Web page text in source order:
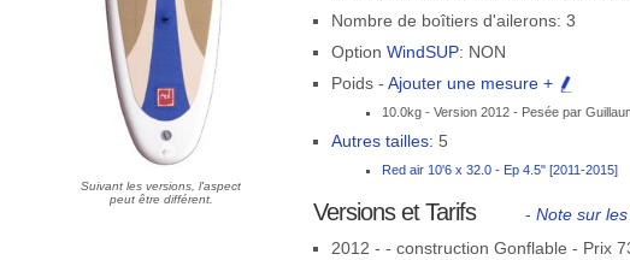
Suivant les versions, l'aspect
peut être différent.
Nombre de boîtiers d'ailerons: 3
OptionWindSUP: NON
Poids -Ajouter une mesure +
10.0kg - Version 2012 - Pesée par
Autres tailles: 5
Red air 10'6 x 32.0 - Ep 4.5" [2011-2015]
Versions et Tarifs - Note sur
2012 - - construction Gonflable - Prix